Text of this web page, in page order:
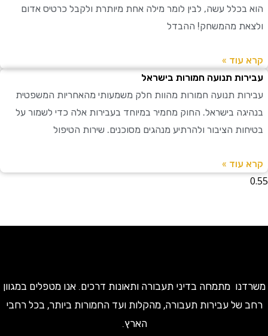
עשה, לבין לומר מילה אחת מיותרת ולקבל כרטיס אדום
מהמשחק! ההבדל
»
תנועה חמורות בישראל
תנועה חמורות מהוות חלק משמעותי מהאחריות המשפטית
בישראל. החוק מחמיר במיוחד בעבירות אלה כדי לשמור על
הציבור ולהרתיע מנהגים מסוכנים. שירות הטיפול
»
מתמחה בדיני תעבורה ותאונות דרכים. אנו מטפלים במגוון
עבירות תעבורה, מהקלות ועד החמורות ביותר, בכל רחבי
הארץ.